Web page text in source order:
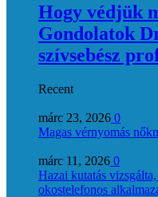
Hogy védjük
Gondolatok
szívsebész
Recent
márc 23, 2026 0
Magas vérnyomás
márc 11, 2026 0
Hazai kutatás
okostelefonos